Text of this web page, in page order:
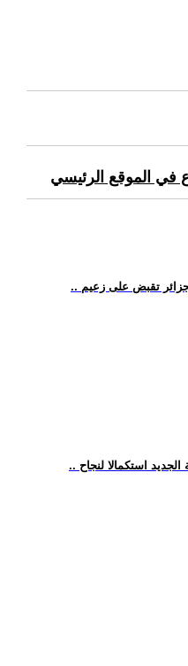
في الموقع الرئيسي
تقبض على زعيم
استكمالا لنجاح